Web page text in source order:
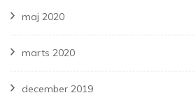
maj 2020
marts 2020
december 2019